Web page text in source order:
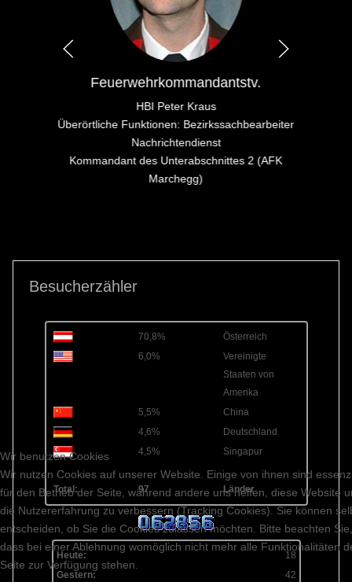
Feuerwehrkommandantstv.
HBI Peter Kraus
Überörtliche Funktionen: Bezirkssachbearbeiter
Nachrichtendienst
Kommandant des Unterabschnittes 2 (AFK
Marchegg)
Besucherzähler
70,8%
Österreich
6,0%
Vereinigte
Staaten von
Amerika
5,5%
China
4,6%
Deutschland
4,5%
Singapur
Total: 97 Länder
Heute:
18
Gestern:
42
Wir benutzen Cookies
Wir nutzen Cookies auf unserer Website. Einige von ihnen sind
für den Betrieb der Seite, während andere uns helfen, diese Website
die Nutzererfahrung zu verbessern (Tracking Cookies). Sie können
entscheiden, ob Sie die Cookies zulassen möchten. Bitte beachten Sie,
dass bei einer Ablehnung womöglich nicht mehr alle Funktionalitäten
Seite zur Verfügung stehen.